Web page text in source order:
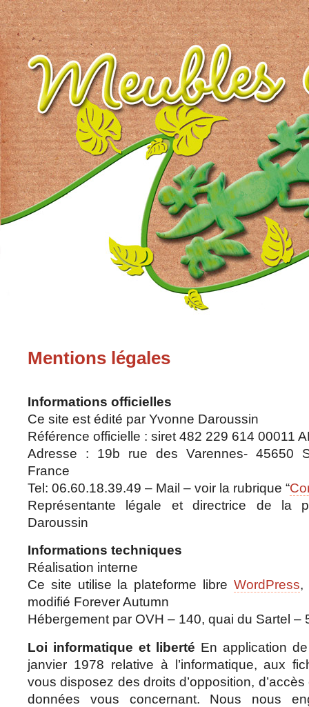
Mentions légales
Informations officielles
Ce site est édité par Yvonne Daroussin
Référence officielle : siret 482 229 614 00011
Adresse : 19b rue des Varennes- 45650
France
Tel: 06.60.18.39.49 – Mail – voir la rubrique “
Représentante légale et directrice de la
Daroussin
Informations techniques
Réalisation interne
Ce site utilise la plateforme libre WordPress,
modifié Forever Autumn
Hébergement par OVH – 140, quai du Sartel –
Loi informatique et liberté En application
janvier 1978 relative à l’informatique, aux
vous disposez des droits d’opposition,
données vous concernant. Nous nous